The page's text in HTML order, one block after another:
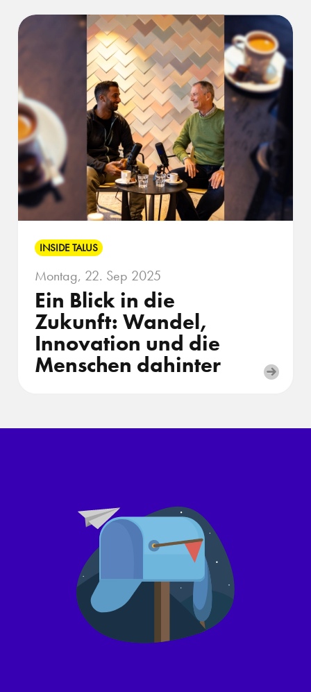
INSIDE TALUS
Montag, 22. Sep 2025
Ein Blick in die
Zukunft: Wandel,
Innovation und die
Menschen dahinter